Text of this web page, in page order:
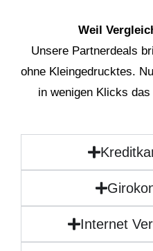
Weil
Unsere Partnerdeals
ohne Kleingedrucktes.
in wenigen Klicks
Internet